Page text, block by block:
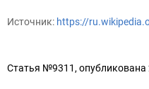
Источник: https://
Статья №9311, опубликована